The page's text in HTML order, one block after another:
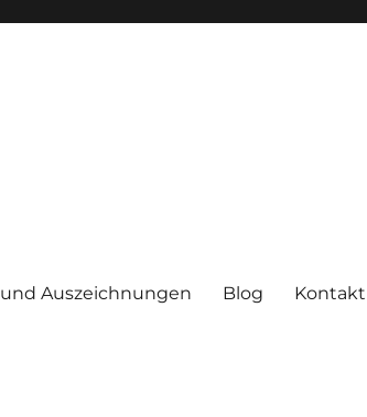
Auszeichnungen Blog Kontakt